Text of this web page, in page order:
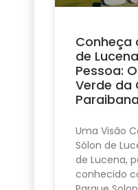
Conheça
de
Pessoa:
Verde da
Paraibana
Uma Visão
Sólon de
de Lucena,
conhecido